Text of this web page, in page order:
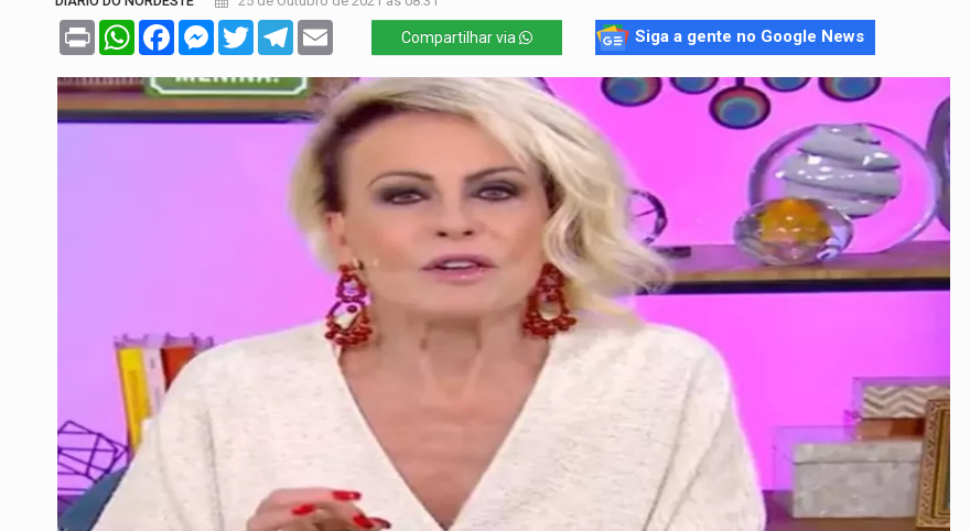
Print WhatsAppFacebookMessenger
TwitterTelegram Compartilhar via Siga a gente no Google News